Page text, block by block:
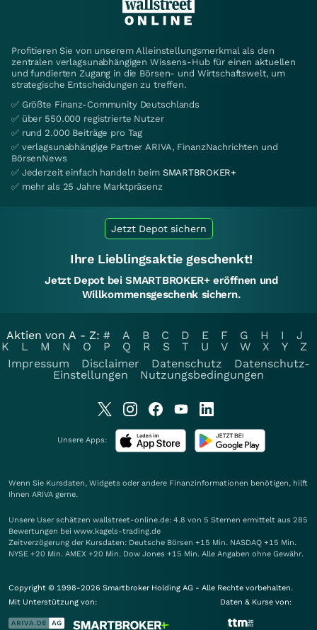
Profitieren Sie von unserem Alleinstellungsmerkmal als den
zentralen verlagsunabhängigen Wissens-Hub für einen aktuellen
und fundierten Zugang in die Börsen- und Wirtschaftswelt, um
strategische Entscheidungen zu treffen.
✅ Größte Finanz-Community Deutschlands
✅ über 550.000 registrierte Nutzer
✅ rund 2.000 Beiträge pro Tag
✅ verlagsunabhängige Partner ARIVA, FinanzNachrichten und
BörsenNews
✅ Jederzeit einfach handeln beim SMARTBROKER+
✅ mehr als 25 Jahre Marktpräsenz
Jetzt Depot sichern
Ihre Lieblingsaktie geschenkt!
Jetzt Depot bei SMARTBROKER+ eröffnen und
Willkommensgeschenk sichern.
Aktien von A - Z: # A B C D E F G H I
J
K
L M N O P Q R S T U V W X Y
Z
Impressum
Disclaimer Datenschutz
Datenschutz-
Einstellungen
Nutzungsbedingungen
Unsere Apps:
Wenn Sie Kursdaten, Widgets oder andere Finanzinformationen benötigen, hilft
Ihnen ARIVA gerne.
Unsere User schätzen wallstreet-online.de: 4.8 von 5 Sternen ermittelt aus 285
Bewertungen bei www.kagels-trading.de
Zeitverzögerung der Kursdaten: Deutsche Börsen +15 Min. NASDAQ +15 Min.
NYSE +20 Min. AMEX +20 Min. Dow Jones +15 Min. Alle Angaben ohne Gewähr.
Copyright © 1998-2026 Smartbroker Holding AG - Alle Rechte vorbehalten.
Mit Unterstützung von:
Daten & Kurse von: